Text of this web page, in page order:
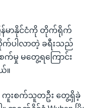
န်မာနိုင်ငံကို တိုက်ရိုက်
က်ပါလာတဲ့ ခရီးသည်
က်မှု မတွေ့ရကြောင်း
။
ကူးစက်သူတဦး တွေ့ရှိခဲ့